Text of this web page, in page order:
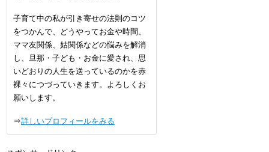
子育て中の私が引き寄せの法則のコツ
をつかんで、どうやってお金や時間、
ママ友関係、姑関係などの悩みを解消
し、旦那・子ども・お金に愛され、思
いどおりの人生を送っているのかを赤
裸々につづっていきます。よろしくお
願いします。
⇒詳しいプロフィールをみる